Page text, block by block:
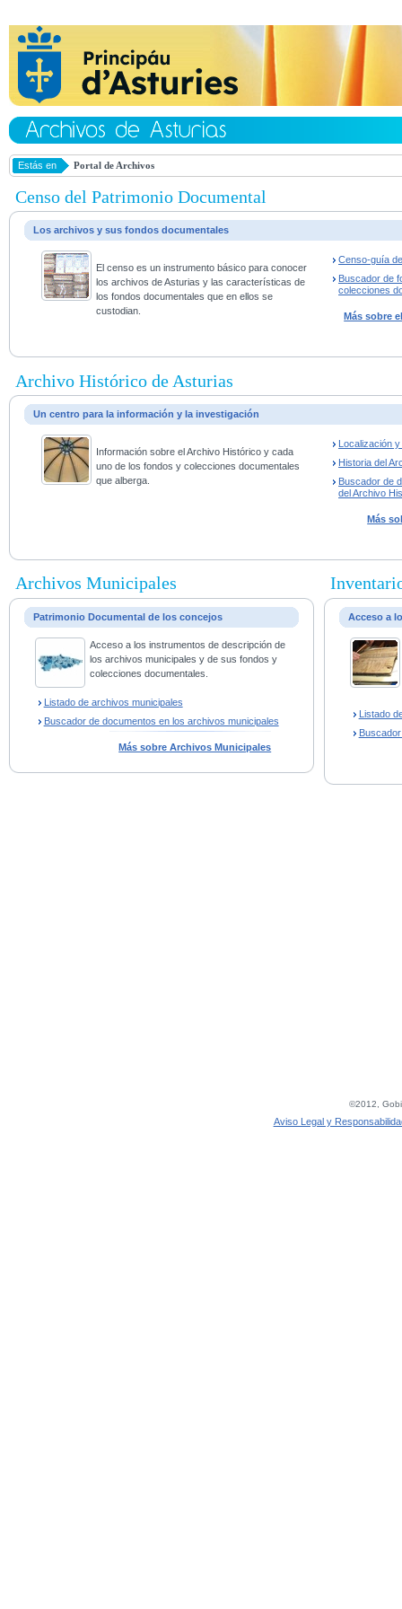
Estás en Portal de Archivos
Censo del Patrimonio Documental
Los archivos y sus fondos documentales
El censo es un instrumento básico para conocer
los archivos de Asturias y las características de
los fondos documentales que en ellos se
custodian.
Censo-guía
Buscador de
colecciones
Más sobre
Archivo Histórico de Asturias
Un centro para la información y la investigación
Información sobre el Archivo Histórico y cada
uno de los fondos y colecciones documentales
que alberga.
Localización
Historia del
Buscador de
del Archivo
Más
Archivos Municipales
Patrimonio Documental de los concejos
Acceso a los instrumentos de descripción de
los archivos municipales y de sus fondos y
colecciones documentales.
Listado de archivos municipales
Buscador de documentos en los archivos municipales
Más sobre Archivos Municipales
Acceso a
Listado
©2012,
Aviso Legal y